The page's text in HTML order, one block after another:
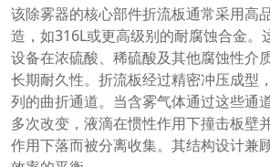
该除雾器的核心部件折流板通常采用高
造，如316L或更高级别的耐腐蚀合金。
设备在浓硫酸、稀硫酸及其他腐蚀性介
长期耐久性。折流板经过精密冲压成型
列的曲折通道。当含雾气体通过这些通
多次改变，液滴在惯性作用下撞击板壁
作用下落而被分离收集。其结构设计兼